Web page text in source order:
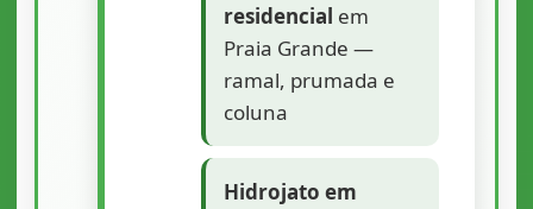
residencial em
Praia Grande —
ramal, prumada e
coluna
Hidrojato em